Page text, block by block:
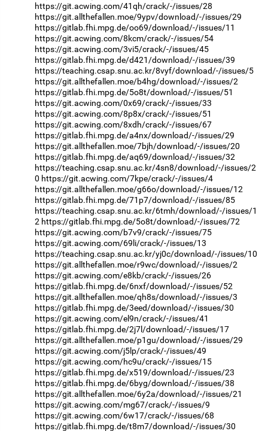
https://git.acwing.com/41qh/crack/-/issues/28
https://git.allthefallen.moe/9ypv/download/-/issues/29
https://gitlab.fhi.mpg.de/oo69/download/-/issues/11
https://git.acwing.com/8kcm/crack/-/issues/54
https://git.acwing.com/3vi5/crack/-/issues/45
https://gitlab.fhi.mpg.de/d421/download/-/issues/39
https://teaching.csap.snu.ac.kr/8vyf/download/-/issues/5
https://git.allthefallen.moe/b4hg/download/-/issues/2
https://gitlab.fhi.mpg.de/5o8t/download/-/issues/51
https://git.acwing.com/0x69/crack/-/issues/33
https://git.acwing.com/8p8x/crack/-/issues/51
https://git.acwing.com/8xdh/crack/-/issues/67
https://gitlab.fhi.mpg.de/a4nx/download/-/issues/29
https://git.allthefallen.moe/7bjh/download/-/issues/20
https://gitlab.fhi.mpg.de/aq69/download/-/issues/32
https://teaching.csap.snu.ac.kr/4sn8/download/-/issues/2
0 https://git.acwing.com/7kpe/crack/-/issues/4
https://git.allthefallen.moe/g66o/download/-/issues/12
https://gitlab.fhi.mpg.de/71p7/download/-/issues/85
https://teaching.csap.snu.ac.kr/6tmh/download/-/issues/1
2 https://gitlab.fhi.mpg.de/5o8t/download/-/issues/72
https://git.acwing.com/b7v9/crack/-/issues/75
https://git.acwing.com/69li/crack/-/issues/13
https://teaching.csap.snu.ac.kr/yj0c/download/-/issues/10
https://git.allthefallen.moe/r9wc/download/-/issues/2
https://git.acwing.com/e8kb/crack/-/issues/26
https://gitlab.fhi.mpg.de/6nxf/download/-/issues/52
https://git.allthefallen.moe/qh8s/download/-/issues/3
https://gitlab.fhi.mpg.de/3eed/download/-/issues/30
https://git.acwing.com/el9n/crack/-/issues/41
https://gitlab.fhi.mpg.de/2j7l/download/-/issues/17
https://git.allthefallen.moe/p1gu/download/-/issues/29
https://git.acwing.com/j5lp/crack/-/issues/49
https://git.acwing.com/hc9u/crack/-/issues/15
https://gitlab.fhi.mpg.de/x519/download/-/issues/23
https://gitlab.fhi.mpg.de/6byg/download/-/issues/38
https://git.allthefallen.moe/6y2a/download/-/issues/21
https://git.acwing.com/mg67/crack/-/issues/9
https://git.acwing.com/6w17/crack/-/issues/68
https://gitlab.fhi.mpg.de/t8m7/download/-/issues/30